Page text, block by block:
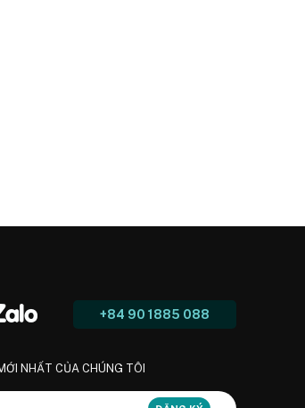
+84 90 1885 088
NHẤT CỦA CHÚNG TÔI